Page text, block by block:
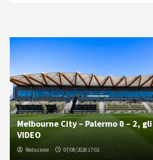
Melbourne City – Palermo 0 – 2,
VIDEO
Redazione 07/08/2026 17:02